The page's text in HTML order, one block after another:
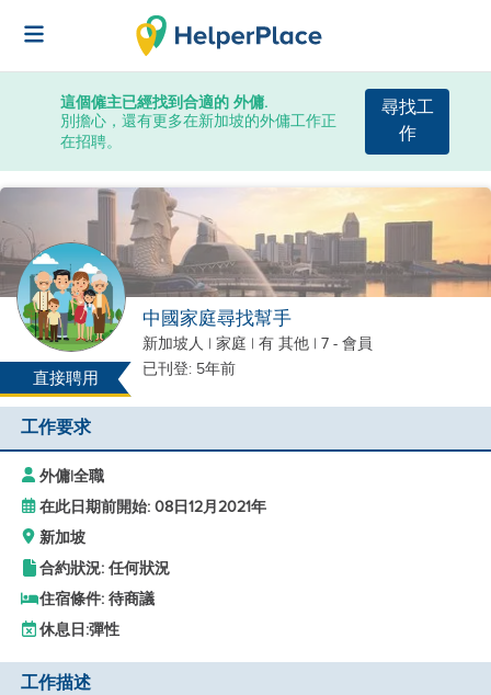
這個僱主已經找到合適的 外傭.
別擔心，還有更多在新加坡的外傭工作正
在招聘。
尋找工
作
直接聘用
中國家庭尋找幫手
新加坡人 | 家庭 | 有 其他 | 7 - 會員
已刊登: 5年前
工作要求
外傭|全職
在此日期前開始: 08日12月2021年
新加坡
合約狀況: 任何狀況
住宿條件: 待商議
休息日:彈性
工作描述